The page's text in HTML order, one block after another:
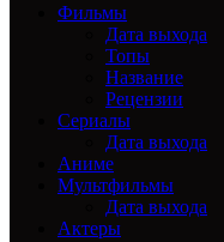
Фильмы
Дата выхода
Топы
Название
Рецензии
Сериалы
Дата выхода
Аниме
Мультфильмы
Дата выхода
Актеры